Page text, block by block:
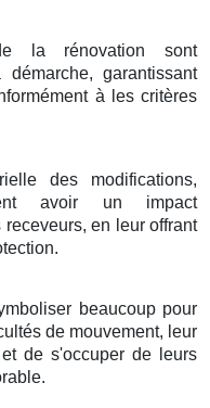
la rénovation sont
garantissant
à les critères
des modifications,
avoir un impact
en leur offrant
beaucoup pour
de mouvement, leur
de s'occuper de leurs